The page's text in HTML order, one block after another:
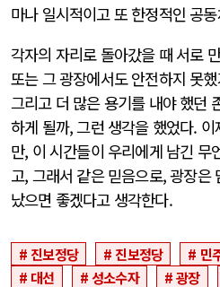
마나 일시적이고 또 한정적인 공
각자의 자리로 돌아갔을 때 서로
또는 그 광장에서도 안전하지 못
그리고 더 많은 용기를 내야 했던
하게 될까, 그런 생각을 했었다.
만, 이 시간들이 우리에게 남긴 무
고, 그래서 같은 믿음으로, 광장은
났으면 좋겠다고 생각한다.
진보정당 진보정당 민
대선
성소수자 광장